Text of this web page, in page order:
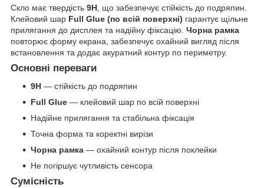
Скло має твердість 9H , що забезпечує стійкість до подряпин.
Клейовий шар Full Glue (по всій поверхні) гарантує щільне
прилягання до дисплея та надійну фіксацію. Чорна рамка
повторює форму екрана, забезпечує охайний вигляд після
встановлення та додає акуратний контур по периметру.
Основні переваги
9H — стійкість до подряпин
Full Glue — клейовий шар по всій поверхні
Надійне прилягання та стабільна фіксація
Точна форма та коректні вирізи
Чорна рамка — охайний контур після поклейки
Не погіршує чутливість сенсора
Сумісність